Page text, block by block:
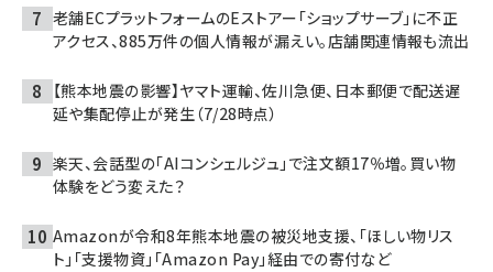
老舗ECプラットフォームのEストアー「ショップサーブ」に不正
アクセス、885万件の個人情報が漏えい。店舗関連情報も流出
【熊本地震の影響】ヤマト運輸、佐川急便、日本郵便で配送遅
延や集配停止が発生（7/28時点）
楽天、会話型の「AIコンシェルジュ」で注文額17％増。買い物
体験をどう変えた？
Amazonが令和8年熊本地震の被災地支援、「ほしい物リス
ト」「支援物資」「Amazon Pay」経由での寄付など